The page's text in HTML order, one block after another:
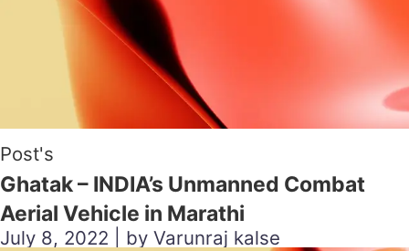
Post's
Ghatak – INDIA’s Unmanned Combat
Aerial Vehicle in Marathi
July 8, 2022 | by Varunraj kalse